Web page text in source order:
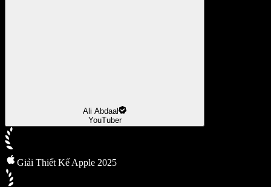
Ali Abdaal
YouTuber
Giải Thiết Kế Apple 2025